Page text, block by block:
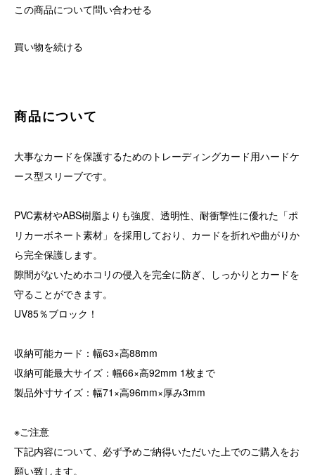
この商品について問い合わせる
買い物を続ける
商品について
大事なカードを保護するためのトレーディングカード用ハードケ
ース型スリーブです。
PVC素材やABS樹脂よりも強度、透明性、耐衝撃性に優れた「ポ
リカーボネート素材」を採用しており、カードを折れや曲がりか
ら完全保護します。
隙間がないためホコリの侵入を完全に防ぎ、しっかりとカードを
守ることができます。
UV85％ブロック！
収納可能カード：幅63×高88mm
収納可能最大サイズ：幅66×高92mm 1枚まで
製品外寸サイズ：幅71×高96mm×厚み3mm
※ご注意
下記内容について、必ず予めご納得いただいた上でのご購入をお
願い致します。